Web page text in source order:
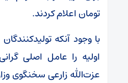
تومان اعلام کردند.
با وجود آنکه
اولیه را عامل اصلی
عزت‌الله زارعی سخنگوی